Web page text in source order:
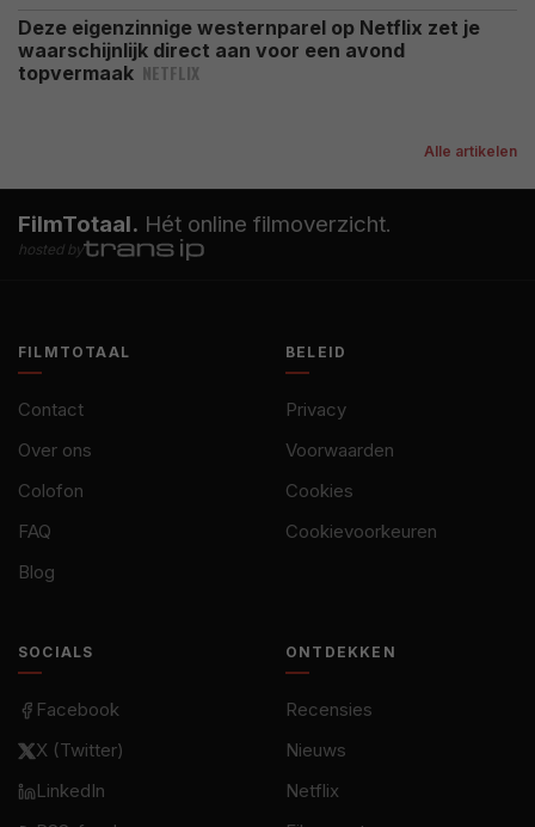
Deze eigenzinnige westernparel op Netflix zet je
waarschijnlijk direct aan voor een avond
topvermaak NETFLIX
Alle artikelen
FilmTotaal. Hét online filmoverzicht.
hosted by
FILMTOTAAL
Contact
Over ons
Colofon
FAQ
Blog
BELEID
Privacy
Voorwaarden
Cookies
Cookievoorkeuren
SOCIALS
Facebook
X (Twitter)
LinkedIn
ONTDEKKEN
Recensies
Nieuws
Netflix